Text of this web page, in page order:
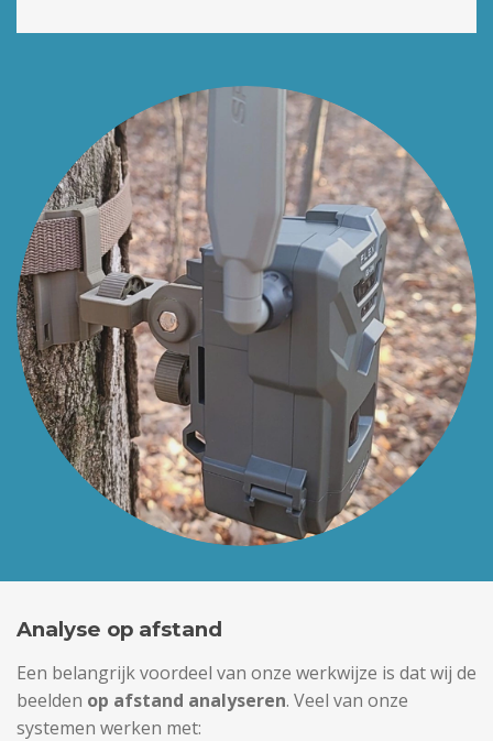
Analyse op afstand
Een belangrijk voordeel van onze werkwijze is dat wij de
beelden op afstand analyseren. Veel van onze
systemen werken met: